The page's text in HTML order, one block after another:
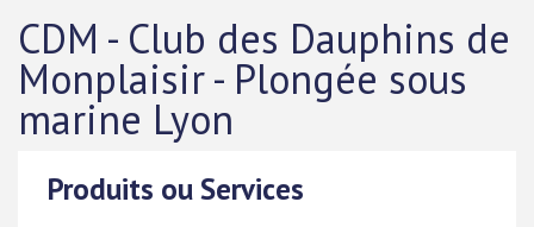
CDM - Club des Dauphins de
Monplaisir - Plongée sous
marine Lyon
Produits ou Services